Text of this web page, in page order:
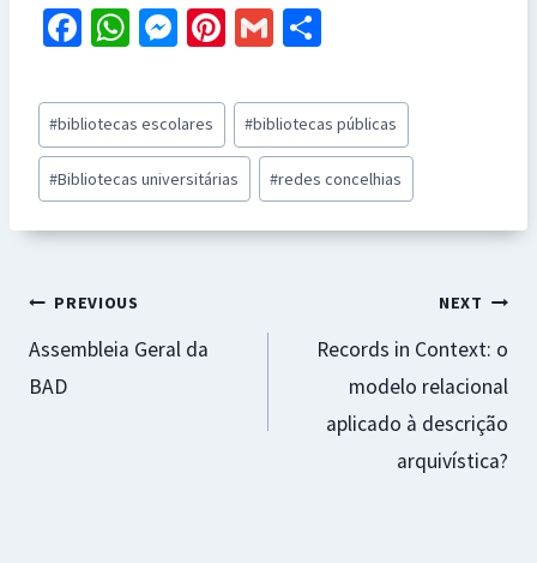
Fa
b
o
o
k
W
at
sA
p
p
M
se
n
ge
r
Pi
er
es
t
G
ai
l
ar
e
Post
Tags:
#bibliotecas escolares #bibliotecas públicas
#Bibliotecas universitárias #redes concelhias
Navegação
de
PREVIOUS
Assembleia Geral da
BAD
NEXT
Records in Context: o
modelo relacional
aplicado à descrição
arquivística?